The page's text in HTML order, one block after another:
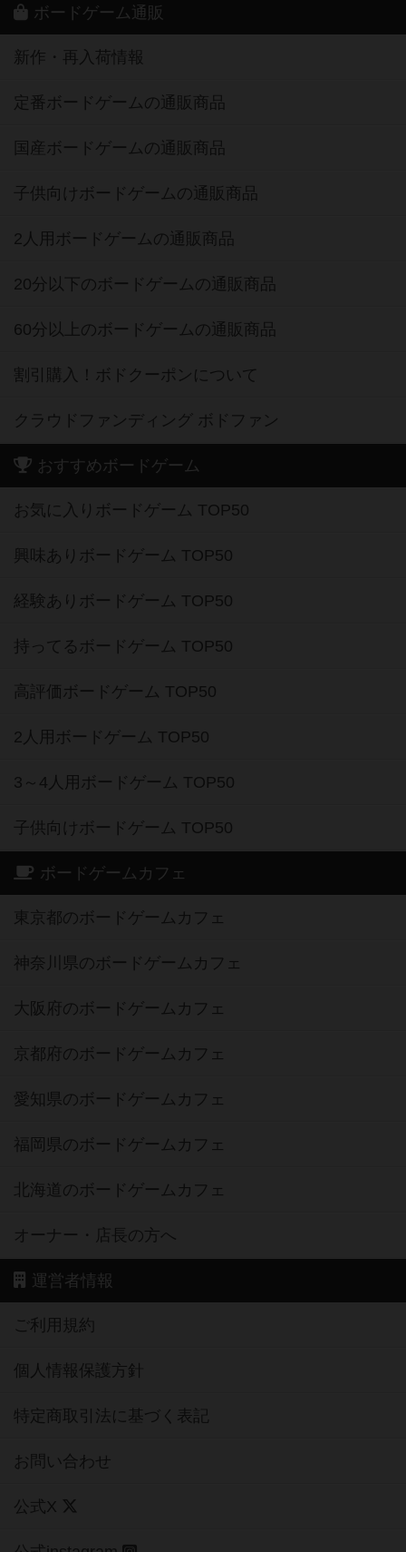
ボードゲーム通販
新作・再入荷情報
定番ボードゲームの通販商品
国産ボードゲームの通販商品
子供向けボードゲームの通販商品
2人用ボードゲームの通販商品
20分以下のボードゲームの通販商品
60分以上のボードゲームの通販商品
割引購入！ボドクーポンについて
クラウドファンディング ボドファン
おすすめボードゲーム
お気に入りボードゲーム TOP50
興味ありボードゲーム TOP50
経験ありボードゲーム TOP50
持ってるボードゲーム TOP50
高評価ボードゲーム TOP50
2人用ボードゲーム TOP50
3～4人用ボードゲーム TOP50
子供向けボードゲーム TOP50
ボードゲームカフェ
東京都のボードゲームカフェ
神奈川県のボードゲームカフェ
大阪府のボードゲームカフェ
京都府のボードゲームカフェ
愛知県のボードゲームカフェ
福岡県のボードゲームカフェ
北海道のボードゲームカフェ
オーナー・店長の方へ
運営者情報
ご利用規約
個人情報保護方針
特定商取引法に基づく表記
お問い合わせ
公式X